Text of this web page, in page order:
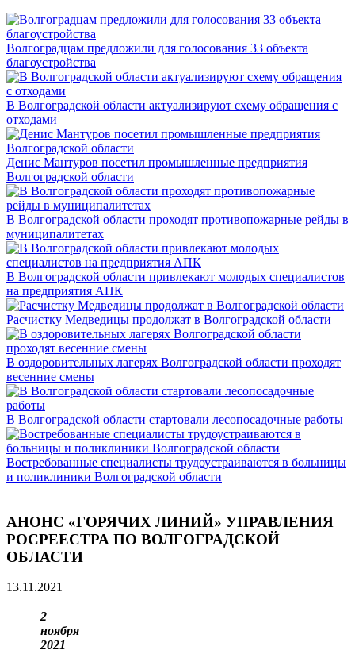
Волгоградцам предложили для голосования 33 объекта
благоустройства
В Волгоградской области актуализируют схему обращения с
отходами
Денис Мантуров посетил промышленные предприятия
Волгоградской области
В Волгоградской области проходят противопожарные рейды в
муниципалитетах
В Волгоградской области привлекают молодых специалистов
на предприятия АПК
Расчистку Медведицы продолжат в Волгоградской области
В оздоровительных лагерях Волгоградской области проходят
весенние смены
В Волгоградской области стартовали лесопосадочные работы
Востребованные специалисты трудоустраиваются в больницы
и поликлиники Волгоградской области
АНОНС «ГОРЯЧИХ ЛИНИЙ» УПРАВЛЕНИЯ
РОСРЕЕСТРА ПО ВОЛГОГРАДСКОЙ
ОБЛАСТИ
13.11.2021
2
ноября
2021